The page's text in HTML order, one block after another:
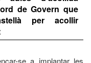
de Govern que
per acollir
se a implantar les